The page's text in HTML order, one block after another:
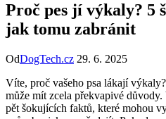
Proč pes jí výkaly? 5
jak tomu zabránit
OdDogTech.cz 29. 6. 2025
Víte, proč vašeho psa lákají
může mít zcela překvapivé
pět šokujících faktů, které mohou